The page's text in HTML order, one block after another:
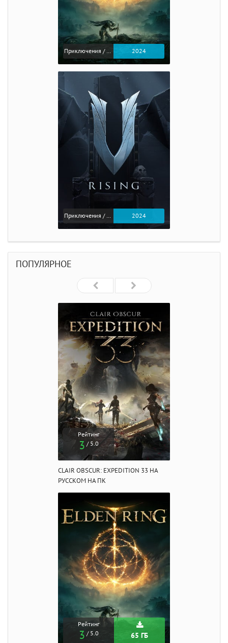
Приключения / Экшен / Ролевые 2024
Приключения / Экшен 2024
ПОПУЛЯРНОЕ
Рейтинг
3 / 5.0
CLAIR OBSCUR: EXPEDITION 33 НА
РУССКОМ НА ПК
Рейтинг
3 / 5.0 65 ГБ